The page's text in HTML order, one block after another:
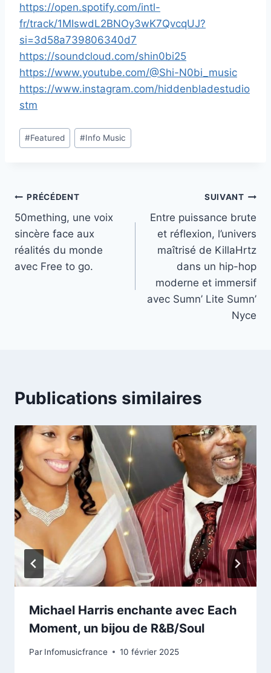
https://open.spotify.com/intl-
fr/track/1MIswdL2BNOy3wK7QvcqUJ?
si=3d58a739806340d7
https://soundcloud.com/shin0bi25
https://www.youtube.com/@Shi-N0bi_music
https://www.instagram.com/hiddenbladestudio
stm
Étiquettes
de
#Featured #Info Music
Navigation
de
l’article
PRÉCÉDENT
50mething, une voix
sincère face aux
réalités du monde
avec Free to go.
SUIVANT
Entre puissance brute
et réflexion, l’univers
maîtrisé de KillaHrtz
dans un hip-hop
moderne et immersif
avec Sumn’ Lite Sumn’
Nyce
Publications similaires
Michael Harris enchante avec Each
Moment, un bijou de R&B/Soul
Par Infomusicfrance 10 février 2025